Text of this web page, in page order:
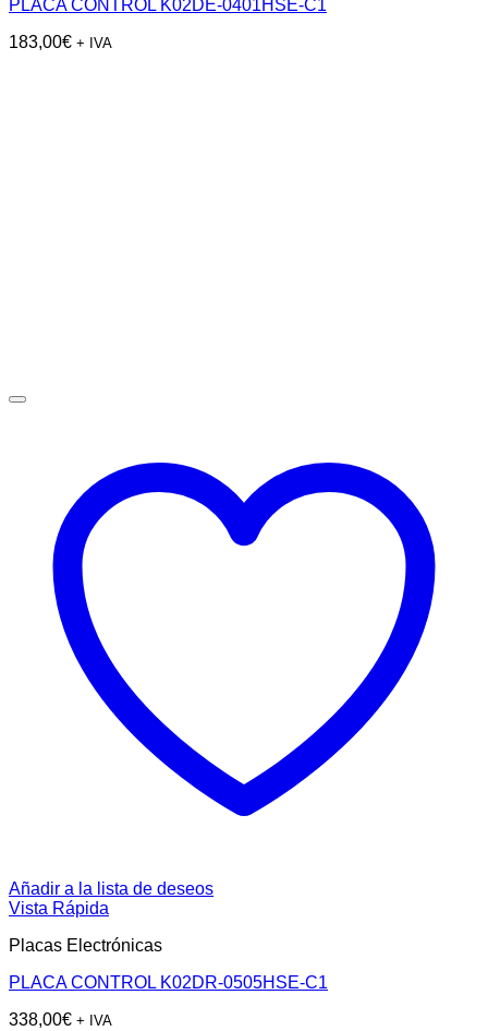
PLACA CONTROL K02DE-0401HSE-C1
183,00€ + IVA
Añadir a la lista de deseos
Vista Rápida
Placas Electrónicas
PLACA CONTROL K02DR-0505HSE-C1
338,00€ + IVA